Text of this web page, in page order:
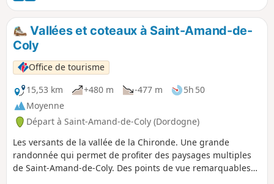
Vallées et coteaux à Saint-Amand-de-
Coly
Office de tourisme
15,53 km
+480 m -477 m
5h 50
Moyenne
Départ à Saint-Amand-de-Coly (Dordogne)
Les versants de la vallée de la Chironde. Une grande
randonnée qui permet de profiter des paysages multiples
de Saint-Amand-de-Coly. Des points de vue remarquables